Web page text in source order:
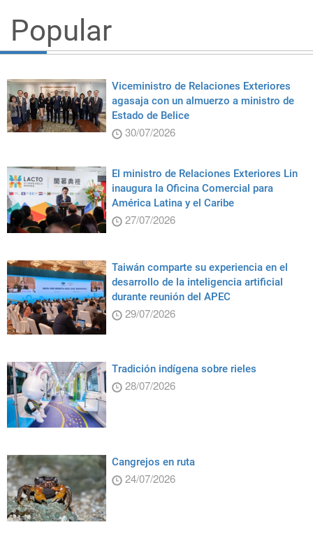
Popular
Viceministro de Relaciones Exteriores
agasaja con un almuerzo a ministro de
Estado de Belice
30/07/2026
El ministro de Relaciones Exteriores Lin
inaugura la Oficina Comercial para
América Latina y el Caribe
27/07/2026
Taiwán comparte su experiencia en el
desarrollo de la inteligencia artificial
durante reunión del APEC
29/07/2026
Tradición indígena sobre rieles
28/07/2026
Cangrejos en ruta
24/07/2026